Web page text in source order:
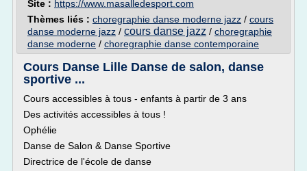
Site : https://www.masalledesport.com
Thèmes liés : choregraphie danse moderne jazz / cours
danse moderne jazz / cours danse jazz / choregraphie
danse moderne / choregraphie danse contemporaine
Cours Danse Lille Danse de salon, danse
sportive ...
Cours accessibles à tous - enfants à partir de 3 ans
Des activités accessibles à tous !
Ophélie
Danse de Salon & Danse Sportive
Directrice de l'école de danse